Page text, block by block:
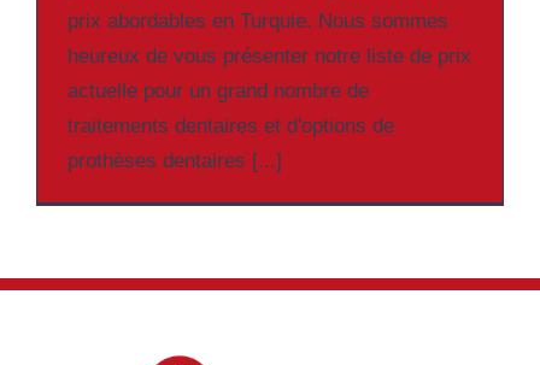
prix abordables en Turquie. Nous sommes
heureux de vous présenter notre liste de prix
actuelle pour un grand nombre de
traitements dentaires et d'options de
prothèses dentaires [...]